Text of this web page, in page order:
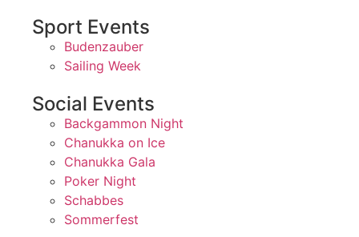
Sport Events
Budenzauber
Sailing Week
Social Events
Backgammon Night
Chanukka on Ice
Chanukka Gala
Poker Night
Schabbes
Sommerfest